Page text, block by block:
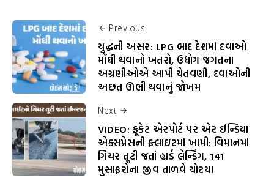
Previous
યુદ્ધની અસર: LPG બાદ દેશમાં દવાઓ
મોંઘી થવાનો ખતરો, ઉદ્યોગ જગતના
અગ્રણીઓએ આપી ચેતવણી, દવાઓની
અછત ઊભી થવાનું જોખમ
Next
VIDEO: ફૂકેટ એરપોર્ટ પર એર ઈન્ડિયા
એક્સપ્રેસની ફ્લાઇટમાં ખામી: વિમાનમાં
ગિયર તૂટી જતાં હાર્ડ લેન્ડિંગ, 141
મુસાફરોના જીવ તાળવે ચોટયા